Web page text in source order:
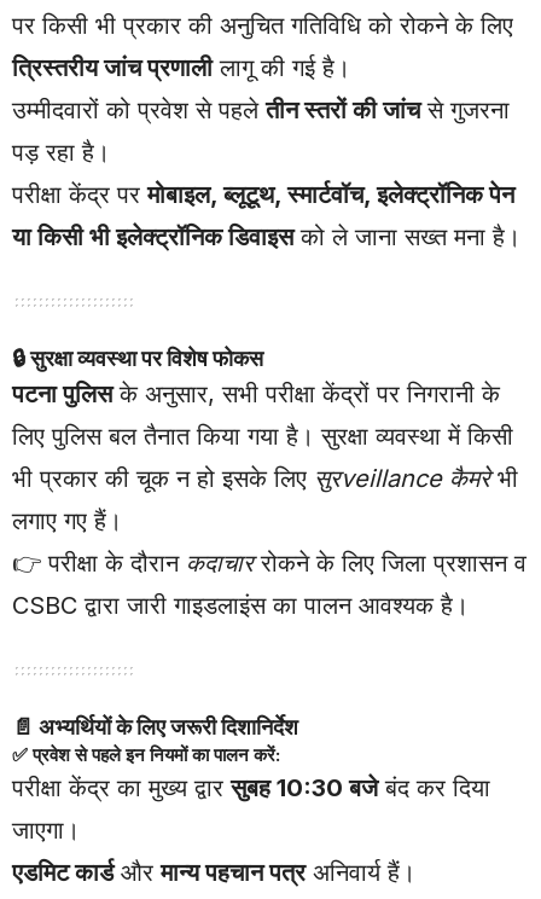
पर किसी भी प्रकार की अनुचित गतिविधि को रोकने के लिए
त्रिस्तरीय जांच प्रणालीलागू की गई है।
उम्मीदवारों को प्रवेश से पहलेतीन स्तरों की जांचसे गुजरना
पड़ रहा है।
परीक्षा केंद्र परमोबाइल, ब्लूटूथ, स्मार्टवॉच, इलेक्ट्रॉनिक पेन
या किसी भी इलेक्ट्रॉनिक डिवाइसको ले जाना सख्त मना है।
🔒सुरक्षा व्यवस्था पर विशेष फोकस
पटना पुलिसके अनुसार, सभी परीक्षा केंद्रों पर निगरानी के
लिए पुलिस बल तैनात किया गया है। सुरक्षा व्यवस्था में किसी
भी प्रकार की चूक न हो इसके लिए सुरveillance कैमरेभी
लगाए गए हैं।
👉 परीक्षा के दौरान कदाचाररोकने के लिए जिला प्रशासन व
CSBC द्वारा जारी गाइडलाइंस का पालन आवश्यक है।
📄 अभ्यर्थियों के लिए जरूरी दिशानिर्देश
✅ प्रवेश से पहले इन नियमों का पालन करें:
परीक्षा केंद्र का मुख्य द्वारसुबह 10:30 बजेबंद कर दिया
जाएगा।
एडमिट कार्डऔरमान्य पहचान पत्रअनिवार्य हैं।